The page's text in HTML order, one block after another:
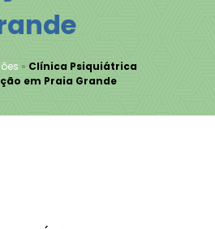
» Clínica Psiquiátrica
em Praia Grande